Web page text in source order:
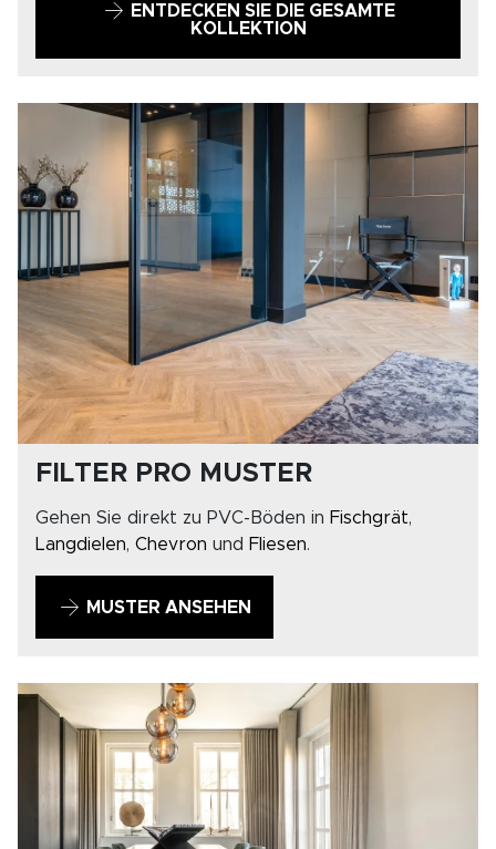
ENTDECKEN SIE DIE GESAMTE
KOLLEKTION
FILTER PRO MUSTER
Gehen Sie direkt zu PVC-Böden in Fischgrät,
Langdielen, Chevron und Fliesen.
MUSTER ANSEHEN